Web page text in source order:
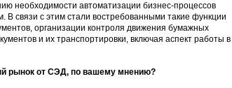
необходимости автоматизации бизнес-процессов
В связи с этим стали востребованными такие функции
организации контроля движения бумажных
и их транспортировки, включая аспект работы в
рынок от СЭД, по вашему мнению?